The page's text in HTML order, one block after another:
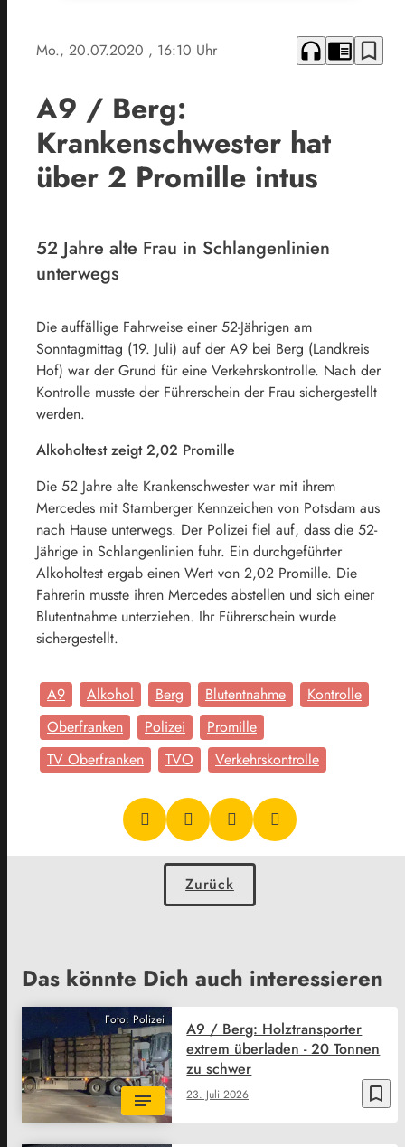
Mo., 20.07.2020 , 16:10 Uhr headphones chrome_reader_mode bookmark_border
A9 / Berg:
Krankenschwester hat
über 2 Promille intus
52 Jahre alte Frau in Schlangenlinien
unterwegs
Die auffällige Fahrweise einer 52-Jährigen am
Sonntagmittag (19. Juli) auf der A9 bei Berg (Landkreis
Hof) war der Grund für eine Verkehrskontrolle. Nach der
Kontrolle musste der Führerschein der Frau sichergestellt
werden.
Alkoholtest zeigt 2,02 Promille
Die 52 Jahre alte Krankenschwester war mit ihrem
Mercedes mit Starnberger Kennzeichen von Potsdam aus
nach Hause unterwegs. Der Polizei fiel auf, dass die 52-
Jährige in Schlangenlinien fuhr. Ein durchgeführter
Alkoholtest ergab einen Wert von 2,02 Promille. Die
Fahrerin musste ihren Mercedes abstellen und sich einer
Blutentnahme unterziehen. Ihr Führerschein wurde
sichergestellt.
A9 Alkohol Berg Blutentnahme
Kontrolle
Oberfranken
Polizei
Promille
TV Oberfranken
TVO Verkehrskontrolle
Zurück
Das könnte Dich auch interessieren
Foto: Polizei
bookmark_border
23. Juli 2026
A9 / Berg: Holztransporter
extrem überladen - 20 Tonnen
zu schwer